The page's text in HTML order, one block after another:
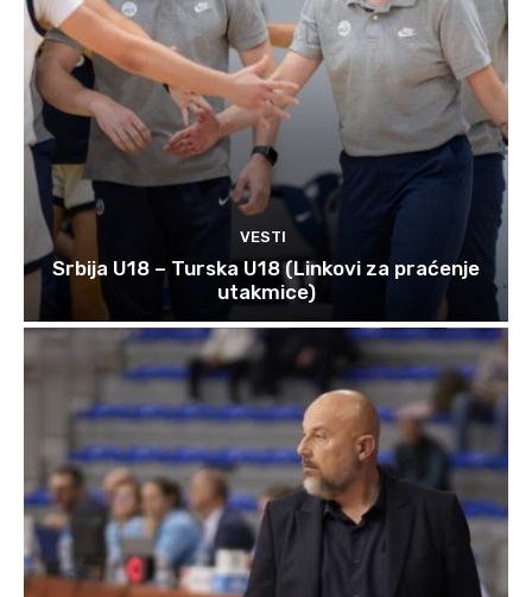
VESTI
Srbija U18 – Turska U18 (Linkovi za praćenje
utakmice)